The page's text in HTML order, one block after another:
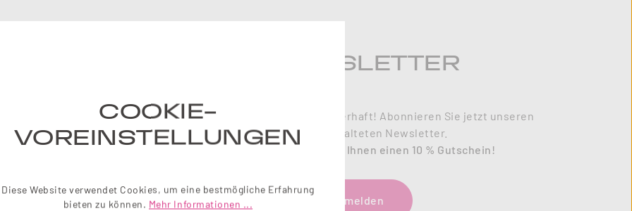
NEWSLETTER
Einfach zauberhaft! Abonnieren Sie jetzt unseren
liebevoll gestalteten Newsletter.
Wir schenken Ihnen einen 10 % Gutschein!
Jetzt anmelden
COOKIE-
VOREINSTELLUNGEN
Diese Website verwendet Cookies, um eine bestmögliche Erfahrung
bieten zu können. Mehr Informationen ...